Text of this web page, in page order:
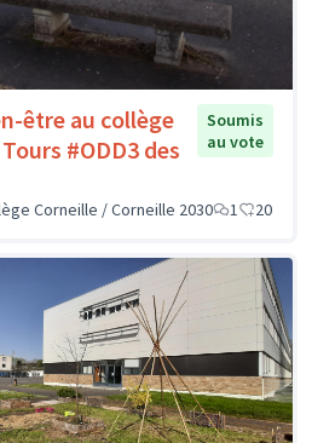
être au collège
#ODD3 des
Soumis
au vote
Corneille / Corneille 2030 1 20